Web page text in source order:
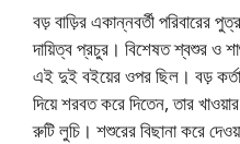
বড় বাড়ির একান্নবর্তী পরিবারের
দায়িত্ব প্রচুর। বিশেষত শ্বশুর ও
এই দুই বইয়ের ওপর ছিল। বড়
দিয়ে শরবত করে দিতেন, তার
রুটি লুচি। শশুরের বিছানা করে